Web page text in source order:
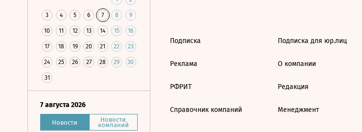
3 4 5 6 7 8 9
10 11 12 13 14 15 16
17 18 19 20 21 22 23
24 25 26 27 28 29 30
31
7 августа 2026
Новости Новости
компаний
Подписка
Реклама
РФРИТ
Справочник компаний
Подписка для юр.лиц
О компании
Редакция
Менеджмент